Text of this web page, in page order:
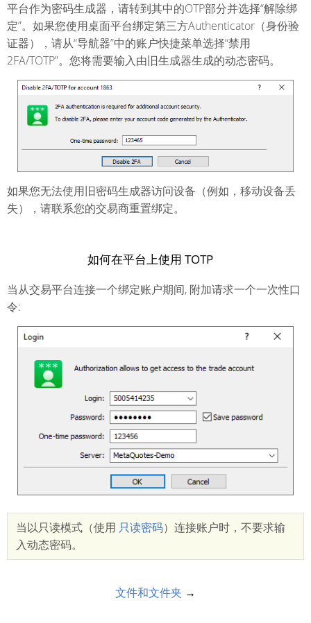
平台作为密码生成器，请转到其中的OTP部分并选择“解除绑
定”。如果您使用桌面平台绑定第三方Authenticator（身份验
证器），请从“导航器”中的账户快捷菜单选择“禁用
2FA/TOTP”。您将需要输入由旧生成器生成的动态密码。
如果您无法使用旧密码生成器访问设备（例如，移动设备丢
失），请联系您的交易商重置绑定。
如何在平台上使用 TOTP
当从交易平台连接一个绑定账户期间, 附加请求一个一次性口
令:
当以只读模式（使用 只读密码）连接账户时，不要求输
入动态密码。
文件和文件夹 →